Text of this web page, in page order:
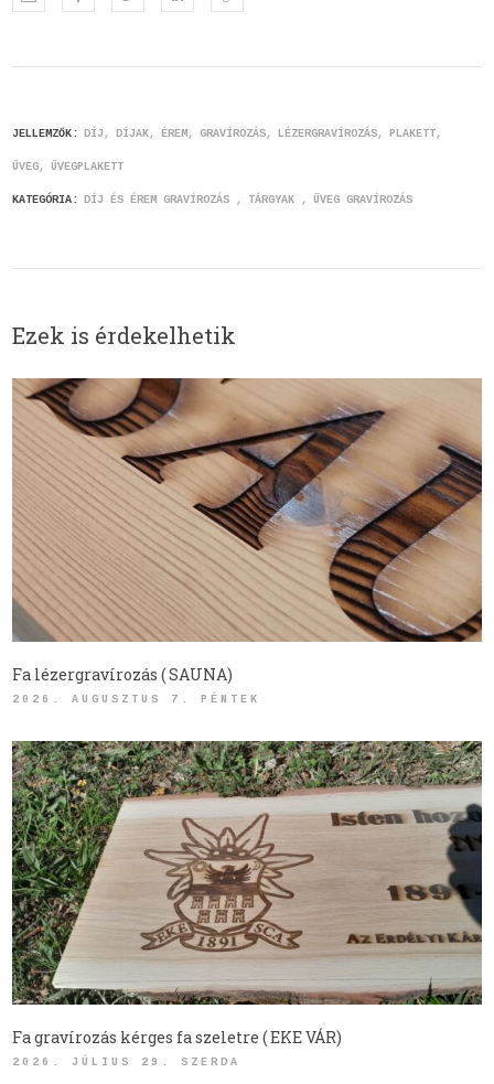
JELLEMZŐK: DÍJ DÍJAK ÉREM GRAVÍROZÁS LÉZERGRAVÍROZÁS PLAKETT
ÜVEG ÜVEGPLAKETT
KATEGÓRIA: DÍJ ÉS ÉREM GRAVÍROZÁS TÁRGYAK ÜVEG GRAVÍROZÁS
Ezek is érdekelhetik
Fa lézergravírozás ( SAUNA)
2026. AUGUSZTUS 7. PÉNTEK
Fa gravírozás kérges fa szeletre ( EKE VÁR)
2026. JÚLIUS 29. SZERDA